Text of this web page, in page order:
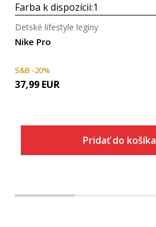
Farba k dispozícii:1
Nike Pro
Detské lifestyle legíny
S&B -20%
37,99 EUR
Pridať do košíka